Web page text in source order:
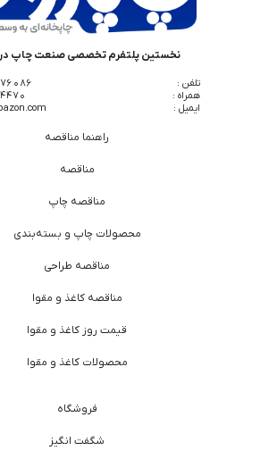
نخستین پلتفرم تخصصی صنعت چاپ در
تلفن :
- 021
همراه :
ایمیل :
راهنما مناقصه
مناقصه
مناقصه چاپ
محصولات چاپ و بسته‌بندی
مناقصه طراحی
مناقصه کاغذ و مقوا
قیمت روز کاغذ و مقوا
محصولات کاغذ و مقوا
فروشگاه
شگفت انگیز